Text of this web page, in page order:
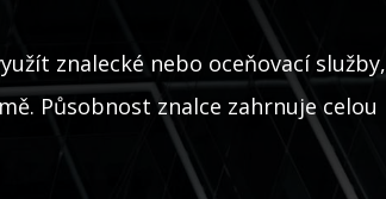
znalecké nebo oceňovací služby,
Působnost znalce zahrnuje celou